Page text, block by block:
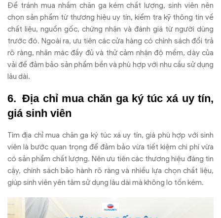
Để tránh mua nhầm chăn ga kém chất lượng, sinh viên nên
chọn sản phẩm từ thương hiệu uy tín, kiểm tra kỹ thông tin về
chất liệu, nguồn gốc, chứng nhận và đánh giá từ người dùng
trước đó. Ngoài ra,ưu tiên các cửa hàng có chính sáchđổi trả
rõ ràng, nhãn mácđầy đủ và thử cảm nhậnđộ mềm, dày của
vảiđể đảm bảo sản phẩm bền và phù hợp với nhu cầu sử dụng
lâu dài.
Địa chỉ mua chăn ga ký túc xá uy tín,
giá sinh viên
Tìmđịa chỉ mua chăn ga ký túc xá uy tín, giá phù hợp với sinh
viên là bước quan trọng để đảm bảo vừa tiết kiệm chi phí vừa
có sản phẩm chất lượng. Nên ưu tiên các thương hiệu đáng tin
cậy, chính sách bảo hành rõ ràng và nhiều lựa chọn chất liệu,
giúp sinh viên yên tâm sử dụng lâu dài mà không lo tốn kém.